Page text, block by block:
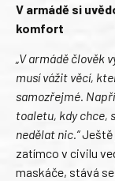
V armádě si
komfort
„V armádě člověk
musí vážit věcí,
samozřejmé.
toaletu, kdy chce,
nedělat nic.“Ještě
zatímco v civilu
maskáče, stává